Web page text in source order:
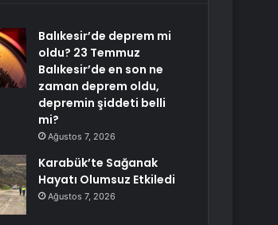
Balıkesir’de deprem mi
oldu? 23 Temmuz
Balıkesir’de en son ne
zaman deprem oldu,
depremin şiddeti belli
mi?
Ağustos 7, 2026
Karabük’te Sağanak
Hayatı Olumsuz Etkiledi
Ağustos 7, 2026